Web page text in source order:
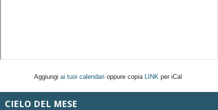
Aggiungi ai tuoi calendari oppure copia LINK per iCal
CIELO DEL MESE